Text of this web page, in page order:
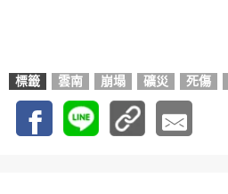
標籤 雲南 崩塌 礦災 死傷